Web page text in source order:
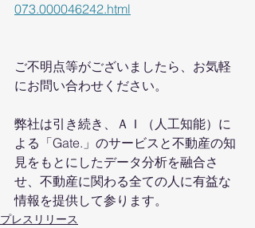
073.000046242.html
ご不明点等がございましたら、お気軽
にお問い合わせください。
弊社は引き続き、ＡＩ（人工知能）に
よる「Gate.」のサービスと不動産の知
見をもとにしたデータ分析を融合さ
せ、不動産に関わる全ての人に有益な
情報を提供して参ります。
プレスリリース